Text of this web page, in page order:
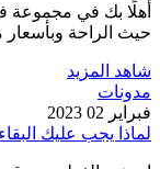
أهلًا بك في مجموعة
حيث الراحة
شاهد المزيد
مدونات
فبراير 02 2023
لماذا يجب عليك البقاء